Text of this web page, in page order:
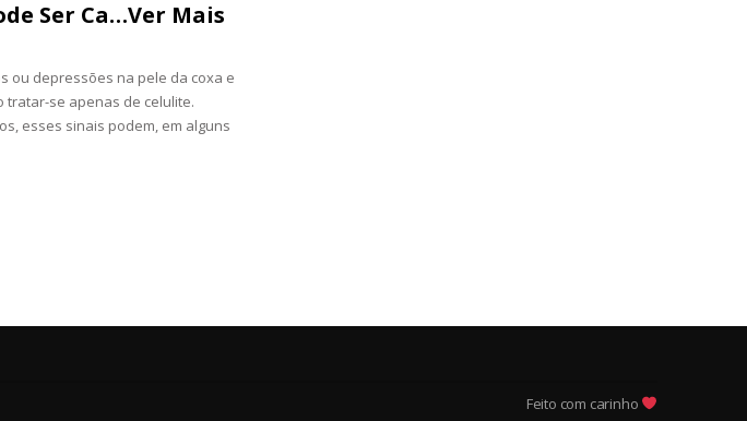
Ser Ca…Ver Mais
ou depressões na pele da coxa e
tratar-se apenas de celulite.
esses sinais podem, em alguns
Feito com carinho